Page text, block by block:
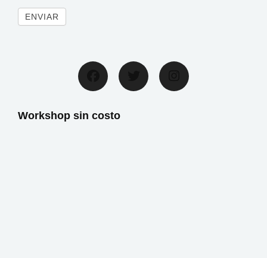
ENVIAR
FacebookTwitter Instagram
Workshop sin costo